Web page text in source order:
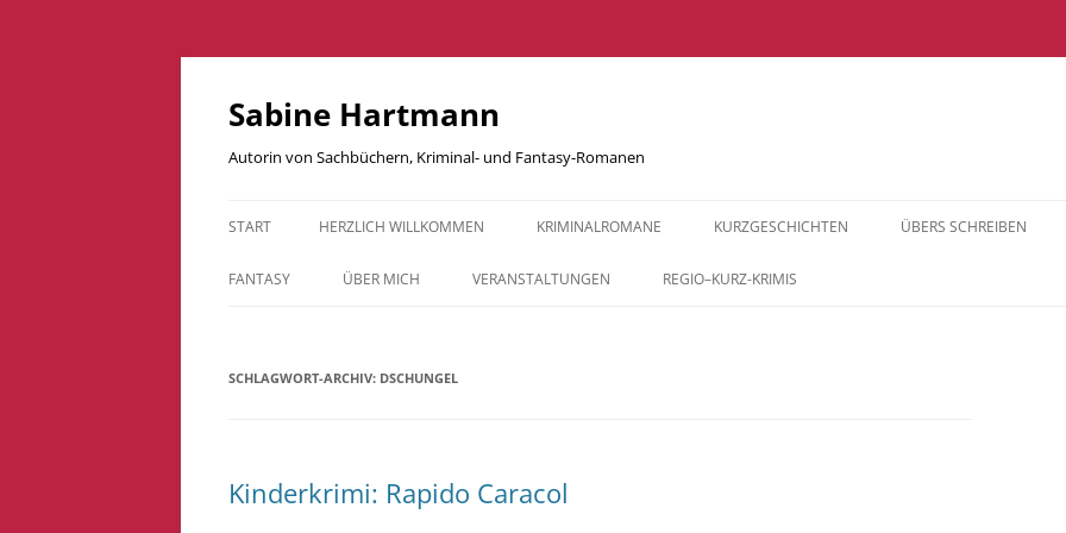
Zum
springen
Sabine Hartmann
Autorin von Sachbüchern, Kriminal- und Fantasy-Romanen
START HERZLICH WILLKOMMEN KRIMINALROMANE
ABGEBRANNT
KURZGESCHICHTEN
BEGEGNUNGEN
ÜBERS SCHREIBEN
DER WEG ZUR
FANTASY
LAVADRACHEN
ÜBER MICH VERANSTALTUNGEN REGIO–KURZ-KRIMIS
SCHLAGWORT-ARCHIV: DSCHUNGEL
Kinderkrimi: Rapido Caracol